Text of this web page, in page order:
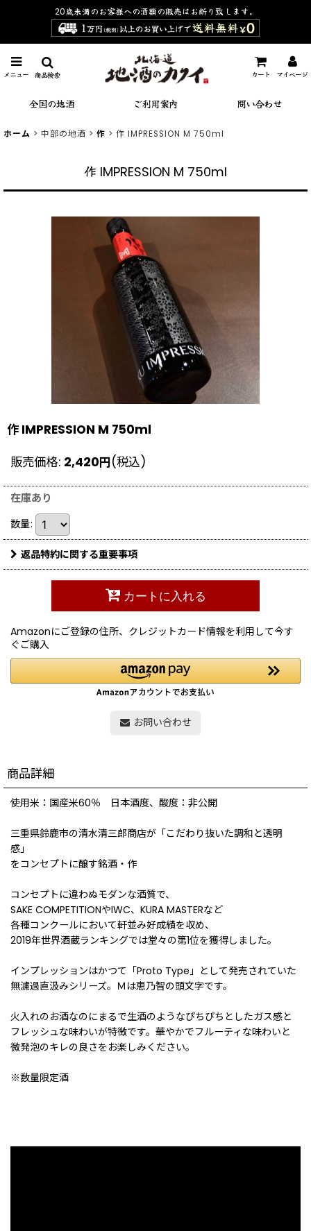
20歳未満のお客様への酒類の販売は お断り致します。
メニュー カート マイページ
全国の地酒 ご利用案内 問い合わせ
商品検索
ホーム > 中部の地酒 > 作 > 作 IMPRESSION M 750ml
作 IMPRESSION M 750ml
作 IMPRESSION M 750ml
販売価格: 2,420円(税込)
在庫あり
数量:
返品特約に関する重要事項
カートに入れる
Amazonにご登録の住所、クレジットカード情報を利用して今す
ぐご購入
お問い合わせ
商品詳細
使用米：国産米60％ 日本酒度、酸度：非公開
三重県鈴鹿市の清水清三郎商店が「こだわり抜いた調和と透明
感」
をコンセプトに醸す銘酒・作
コンセプトに違わぬモダンな酒質で、
SAKE COMPETITIONやIWC、KURA MASTERなど
各種コンクールにおいて軒並み好成績を収め、
2019年世界酒蔵ランキングでは堂々の第1位を獲得しました。
インプレッションはかつて「Proto Type」として発売されていた
無濾過直汲みシリーズ。Ｍは恵乃智の頭文字です。
火入れのお酒なのにまるで生酒のようなぴちぴちとしたガス感と
フレッシュな味わいが特徴です。華やかでフルーティな味わいと
微発泡のキレの良さをお楽しみください。
※数量限定酒